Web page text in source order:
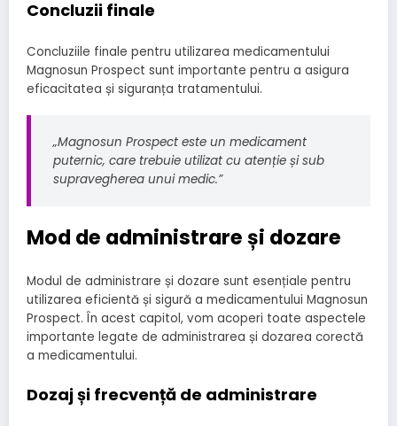
Concluzii finale
Concluziile finale pentru utilizarea medicamentului
Magnosun Prospect sunt importante pentru a asigura
eficacitatea și siguranța tratamentului.
„Magnosun Prospect este un medicament
puternic, care trebuie utilizat cu atenție și sub
supravegherea unui medic.”
Mod de administrare și dozare
Modul de administrare și dozare sunt esențiale pentru
utilizarea eficientă și sigură a medicamentului Magnosun
Prospect. În acest capitol, vom acoperi toate aspectele
importante legate de administrarea și dozarea corectă
a medicamentului.
Dozaj și frecvență de administrare